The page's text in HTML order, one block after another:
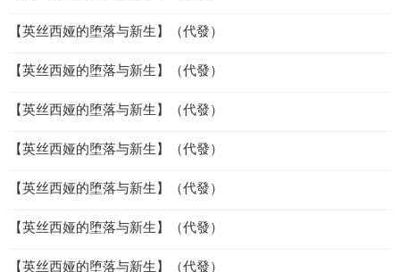
【英丝西娅的堕落与新生】（代發）
【英丝西娅的堕落与新生】（代發）
【英丝西娅的堕落与新生】（代發）
【英丝西娅的堕落与新生】（代發）
【英丝西娅的堕落与新生】（代發）
【英丝西娅的堕落与新生】（代發）
【英丝西娅的堕落与新生】（代發）